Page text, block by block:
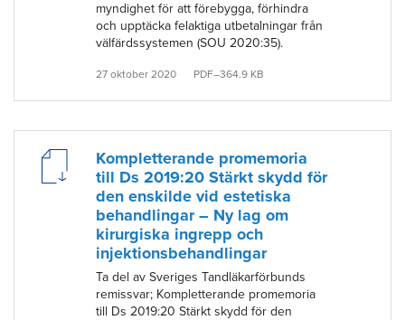
myndighet för att förebygga, förhindra
och upptäcka felaktiga utbetalningar från
välfärdssystemen (SOU 2020:35).
27 oktober 2020 PDF–364.9 KB
Kompletterande promemoria
till Ds 2019:20 Stärkt skydd för
den enskilde vid estetiska
behandlingar – Ny lag om
kirurgiska ingrepp och
injektionsbehandlingar
Ta del av Sveriges Tandläkarförbunds
remissvar; Kompletterande promemoria
till Ds 2019:20 Stärkt skydd för den